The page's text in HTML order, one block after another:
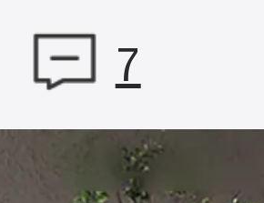
ングテーブル
ーテーブル
7